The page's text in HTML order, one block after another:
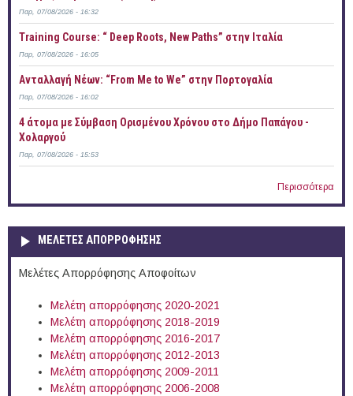
Παρ, 07/08/2026 - 16:32
Training Course: “ Deep Roots, New Paths” στην Ιταλία
Παρ, 07/08/2026 - 16:05
Ανταλλαγή Νέων: “From Me to We” στην Πορτογαλία
Παρ, 07/08/2026 - 16:02
4 άτομα με Σύμβαση Ορισμένου Χρόνου στο Δήμο Παπάγου -
Χολαργού
Παρ, 07/08/2026 - 15:53
Περισσότερα
ΜΕΛΕΤΕΣ ΑΠΟΡΡΟΦΗΣΗΣ
Μελέτες Απορρόφησης Αποφοίτων
Μελέτη απορρόφησης 2020-2021
Μελέτη απορρόφησης 2018-2019
Μελέτη απορρόφησης 2016-2017
Μελέτη απορρόφησης 2012-2013
Μελέτη απορρόφησης 2009-2011
Μελέτη απορρόφησης 2006-2008